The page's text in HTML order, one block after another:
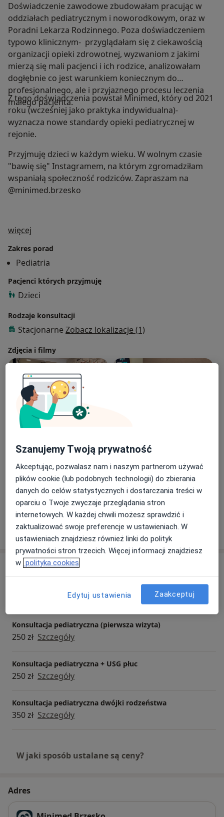
Doświadczenie zawodowe zbudowałam pracując w
oddziałach pediatrycznym i noworodkowym, oraz w
Poradni Lekarza Rodzinnego. Poza doświadczeniem
typowo klinicznym- przyglądałam się z ciekawością
organizacji opieki zdrowotnej, wyzwaniom z jakimi
mierzą się mali pacjenci i ich rodzice, analizowałam
dogłębnie co jest warunkiem koniecznym do
profesjonalnego, ale i przyjaznego procesu leczenia
małego pacjenta.
Z tego doświadczenia powstał Minimed, który od 2021
roku (wcześniej jako praktyka indywidualna)-
wyznacza nowe standardy opieki pediatrycznej w
rejonie.
Przyjmuję dzieci w każdym wieku. W wolnym czasie
"bawię się" Instagramem, na którym zgromadziłam
wspaniałą społeczność rodziców. Zapraszam na
@minimed.brzesko
więcej
Zakres porad
Pediatria
Pacjenci których przyjmuję
Dzieci
Rodzaje konsultacji
Stacjonarne Zobacz lokalizacje (1)
Zdjęcia i filmy
Zobacz galerię (15)
Płatność online akceptowana
Oszczędź swój czas przed wizytą.
Pokaż więcejo doświadczeniu
Usługi i ceny
Konsultacja pediatryczna (kolejna wizyta)
Szczegóły
Konsultacja pediatryczna (pierwsza wizyta)
250 zł Szczegóły
Konsultacja pediatryczna + USG płuc
250 zł Szczegóły
Konsultacja pediatryczna dwójki rodzeństwa
350 zł Szczegóły
W jaki sposób ustalane są ceny?
Adres
Szanujemy Twoją prywatność
Akceptując, pozwalasz nam i naszym partnerom używać
plików cookie (lub podobnych technologii) do zbierania
danych do celów statystycznych i dostarczania treści w
oparciu o Twoje zwyczaje przeglądania stron
internetowych. W każdej chwili możesz sprawdzić i
zaktualizować swoje preferencje w ustawieniach. W
ustawieniach znajdziesz również linki do polityk
prywatności stron trzecich. Więcej informacji znajdziesz
w polityka cookies
Edytuj ustawienia Zaakceptuj